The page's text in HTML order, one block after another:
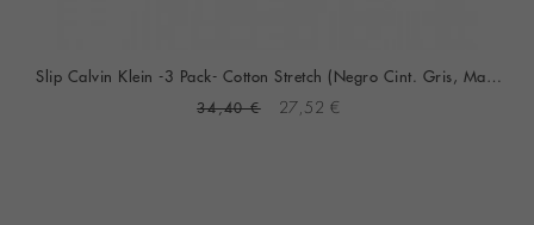
Slip Calvin Klein -3 Pack- Cotton Stretch (Negro Cint. Gris, Marino Y Camel)
34,40 € 27,52 €